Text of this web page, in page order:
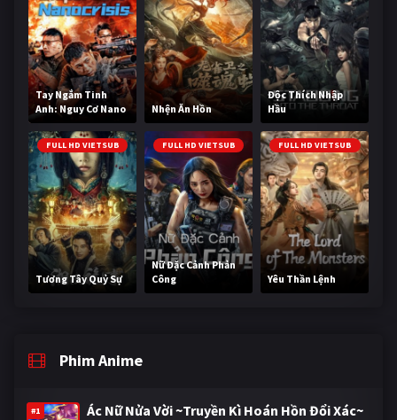
Tay Ngắm Tinh
Anh: Nguy Cơ Nano
Nhện Ăn Hồn
Độc Thích Nhập
Hầu
FULL HD VIETSUB
Tương Tây Quỷ Sự
FULL HD VIETSUB
Nữ Đặc Cảnh Phản
Công
FULL HD VIETSUB
Yêu Thần Lệnh
Phim Anime
#1 Ác Nữ Nửa Vời ~Truyền Kì Hoán Hồn Đổi Xác~